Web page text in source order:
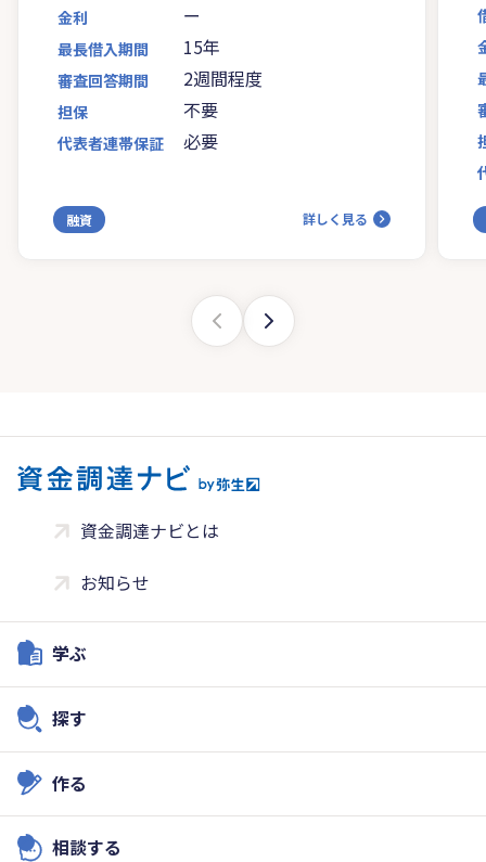
金利 ー
最長借入期間 15年
審査回答期間 2週間程度
担保 不要
代表者連帯保証 必要
融資 詳しく見る
資金調達ナビとは
お知らせ
学ぶ
探す
作る
相談する